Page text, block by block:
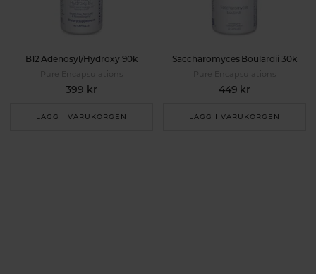
B12 Adenosyl/Hydroxy 90k
Pure Encapsulations
399 kr
LÄGG I VARUKORGEN
Saccharomyces Boulardii 30k
Pure Encapsulations
449 kr
LÄGG I VARUKORGEN